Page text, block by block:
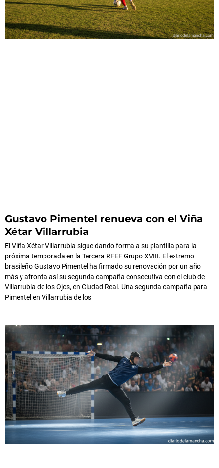
Gustavo Pimentel renueva con el Viña
Xétar Villarrubia
El Viña Xétar Villarrubia sigue dando forma a su plantilla para la
próxima temporada en la Tercera RFEF Grupo XVIII. El extremo
brasileño Gustavo Pimentel ha firmado su renovación por un año
más y afronta así su segunda campaña consecutiva con el club de
Villarrubia de los Ojos, en Ciudad Real. Una segunda campaña para
Pimentel en Villarrubia de los